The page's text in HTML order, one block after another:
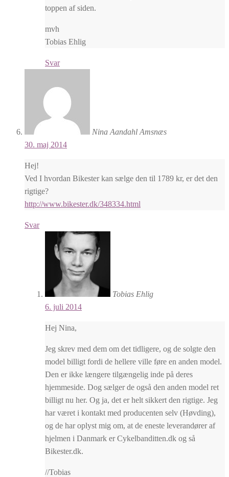
toppen af siden.
mvh
Tobias Ehlig
Svar
Nina Aandahl Amsnæs
30. maj 2014
Hej!
Ved I hvordan Bikester kan sælge den til 1789 kr, er det den
rigtige?
http://www.bikester.dk/348334.html
Svar
Tobias Ehlig
6. juli 2014
Hej Nina,
Jeg skrev med dem om det tidligere, og de solgte den
model billigt fordi de hellere ville føre en anden model.
Den er ikke længere tilgængelig inde på deres
hjemmeside. Dog sælger de også den anden model ret
billigt nu her. Og ja, det er helt sikkert den rigtige. Jeg
har været i kontakt med producenten selv (Høvding),
og de har oplyst mig om, at de eneste leverandører af
hjelmen i Danmark er Cykelbanditten.dk og så
Bikester.dk.
//Tobias